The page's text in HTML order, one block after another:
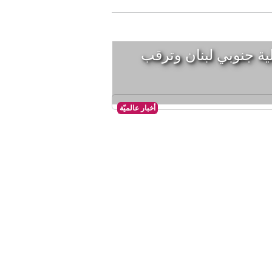
أخبار عالميّة
جنوبي لبنان وترقب